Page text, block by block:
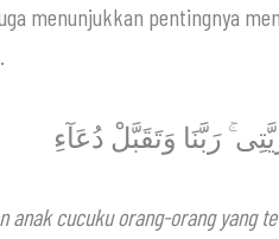
رَبَّنَا وَتَقَبَّلْ دُعَآءِ
anak cucuku orang-orang yang